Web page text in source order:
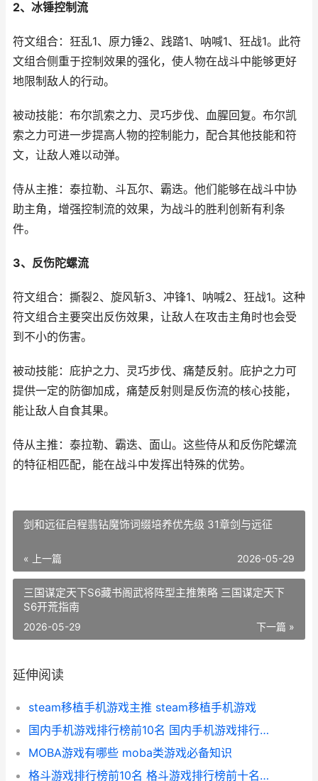
2、冰锤控制流
符文组合：狂乱1、原力锤2、践踏1、呐喊1、狂战1。此符
文组合侧重于控制效果的强化，使人物在战斗中能够更好
地限制敌人的行动。
被动技能：布尔凯索之力、灵巧步伐、血腥回复。布尔凯
索之力可进一步提高人物的控制能力，配合其他技能和符
文，让敌人难以动弹。
侍从主推：泰拉勒、斗瓦尔、霸迭。他们能够在战斗中协
助主角，增强控制流的效果，为战斗的胜利创新有利条
件。
3、反伤陀螺流
符文组合：撕裂2、旋风斩3、冲锋1、呐喊2、狂战1。这种
符文组合主要突出反伤效果，让敌人在攻击主角时也会受
到不小的伤害。
被动技能：庇护之力、灵巧步伐、痛楚反射。庇护之力可
提供一定的防御加成，痛楚反射则是反伤流的核心技能，
能让敌人自食其果。
侍从主推：泰拉勒、霸迭、面山。这些侍从和反伤陀螺流
的特征相匹配，能在战斗中发挥出特殊的优势。
剑和远征启程翡钻魔饰词缀培养优先级 31章剑与远征
« 上一篇 2026-05-29
三国谋定天下S6藏书阁武将阵型主推策略 三国谋定天下
S6开荒指南
下一篇 »
2026-05-29
延伸阅读
steam移植手机游戏主推 steam移植手机游戏
国内手机游戏排行榜前10名 国内手机游戏排行榜前十名
MOBA游戏有哪些 moba类游戏必备知识
格斗游戏排行榜前10名 格斗游戏排行榜前十名人物图片